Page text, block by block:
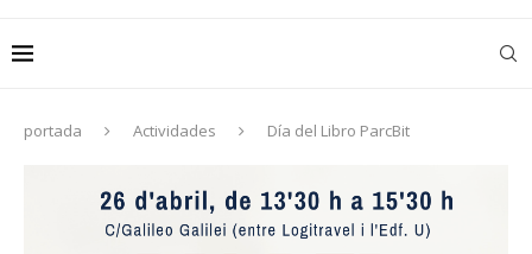
portada Actividades Día del Libro ParcBit